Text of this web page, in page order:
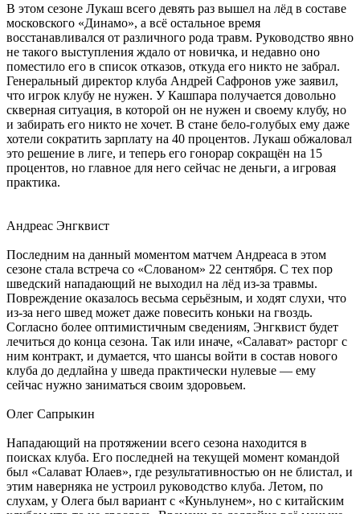
В этом сезоне Лукаш всего девять раз вышел на лёд в составе
московского «Динамо», а всё остальное время
восстанавливался от различного рода травм. Руководство явно
не такого выступления ждало от новичка, и недавно оно
поместило его в список отказов, откуда его никто не забрал.
Генеральный директор клуба Андрей Сафронов уже заявил,
что игрок клубу не нужен. У Кашпара получается довольно
скверная ситуация, в которой он не нужен и своему клубу, но
и забирать его никто не хочет. В стане бело-голубых ему даже
хотели сократить зарплату на 40 процентов. Лукаш обжаловал
это решение в лиге, и теперь его гонорар сокращён на 15
процентов, но главное для него сейчас не деньги, а игровая
практика.
Андреас Энгквист
Последним на данный моментом матчем Андреаса в этом
сезоне стала встреча со «Слованом» 22 сентября. С тех пор
шведский нападающий не выходил на лёд из-за травмы.
Повреждение оказалось весьма серьёзным, и ходят слухи, что
из-за него швед может даже повесить коньки на гвоздь.
Согласно более оптимистичным сведениям, Энгквист будет
лечиться до конца сезона. Так или иначе, «Салават» расторг с
ним контракт, и думается, что шансы войти в состав нового
клуба до дедлайна у шведа практически нулевые — ему
сейчас нужно заниматься своим здоровьем.
Олег Сапрыкин
Нападающий на протяжении всего сезона находится в
поисках клуба. Его последней на текущей момент командой
был «Салават Юлаев», где результативностью он не блистал, и
этим наверняка не устроил руководство клуба. Летом, по
слухам, у Олега был вариант с «Куньлунем», но с китайским